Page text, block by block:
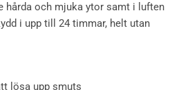
hårda och mjuka ytor samt i luften
i upp till 24 timmar, helt utan
lösa upp smuts